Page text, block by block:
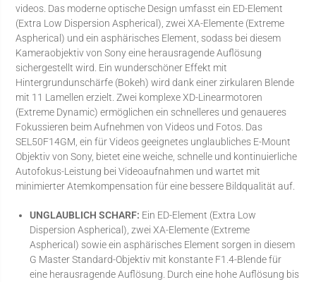
videos. Das moderne optische Design umfasst ein ED-Element
(Extra Low Dispersion Aspherical), zwei XA-Elemente (Extreme
Aspherical) und ein asphärisches Element, sodass bei diesem
Kameraobjektiv von Sony eine herausragende Auflösung
sichergestellt wird. Ein wunderschöner Effekt mit
Hintergrundunschärfe (Bokeh) wird dank einer zirkularen Blende
mit 11 Lamellen erzielt. Zwei komplexe XD-Linearmotoren
(Extreme Dynamic) ermöglichen ein schnelleres und genaueres
Fokussieren beim Aufnehmen von Videos und Fotos. Das
SEL50F14GM, ein für Videos geeignetes unglaubliches E-Mount
Objektiv von Sony, bietet eine weiche, schnelle und kontinuierliche
Autofokus-Leistung bei Videoaufnahmen und wartet mit
minimierter Atemkompensation für eine bessere Bildqualität auf.
UNGLAUBLICH SCHARF: Ein ED-Element (Extra Low
Dispersion Aspherical), zwei XA-Elemente (Extreme
Aspherical) sowie ein asphärisches Element sorgen in diesem
G Master Standard-Objektiv mit konstante F1.4-Blende für
eine herausragende Auflösung. Durch eine hohe Auflösung bis